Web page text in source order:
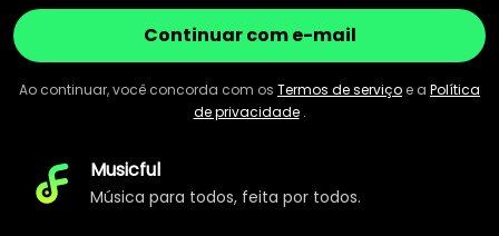
Continuar com e-mail
Ao continuar, você concorda com os Termos de serviço e a Política
de privacidade.
Musicful
Música para todos, feita por todos.